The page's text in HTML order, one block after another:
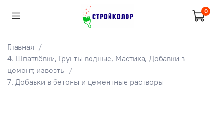
0
Главная
4. Шпатлёвки, Грунты водные, Мастика, Добавки в
цемент, известь
7. Добавки в бетоны и цементные растворы